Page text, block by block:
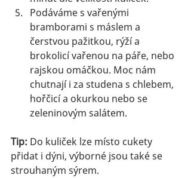
Podáváme s vařenými
bramborami s máslem a
čerstvou pažitkou, rýží a
brokolicí vařenou na páře, nebo
rajskou omáčkou. Moc nám
chutnají i za studena s chlebem,
hořčicí a okurkou nebo se
zeleninovým salátem.
Tip: Do kuliček lze místo cukety
přidat i dýni, výborné jsou také se
strouhaným sýrem.